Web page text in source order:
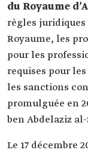
du Royaume
règles
Royaume, les
pour les
requises pour
les sanctions
promulguée en
ben Abdelaziz al-
Le 17 décembre